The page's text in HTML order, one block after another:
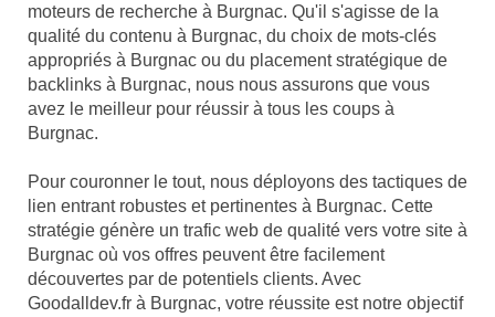
moteurs de recherche à Burgnac. Qu'il s'agisse de la
qualité du contenu à Burgnac, du choix de mots-clés
appropriés à Burgnac ou du placement stratégique de
backlinks à Burgnac, nous nous assurons que vous
avez le meilleur pour réussir à tous les coups à
Burgnac.
Pour couronner le tout, nous déployons des tactiques de
lien entrant robustes et pertinentes à Burgnac. Cette
stratégie génère un trafic web de qualité vers votre site à
Burgnac où vos offres peuvent être facilement
découvertes par de potentiels clients. Avec
Goodalldev.fr à Burgnac, votre réussite est notre objectif